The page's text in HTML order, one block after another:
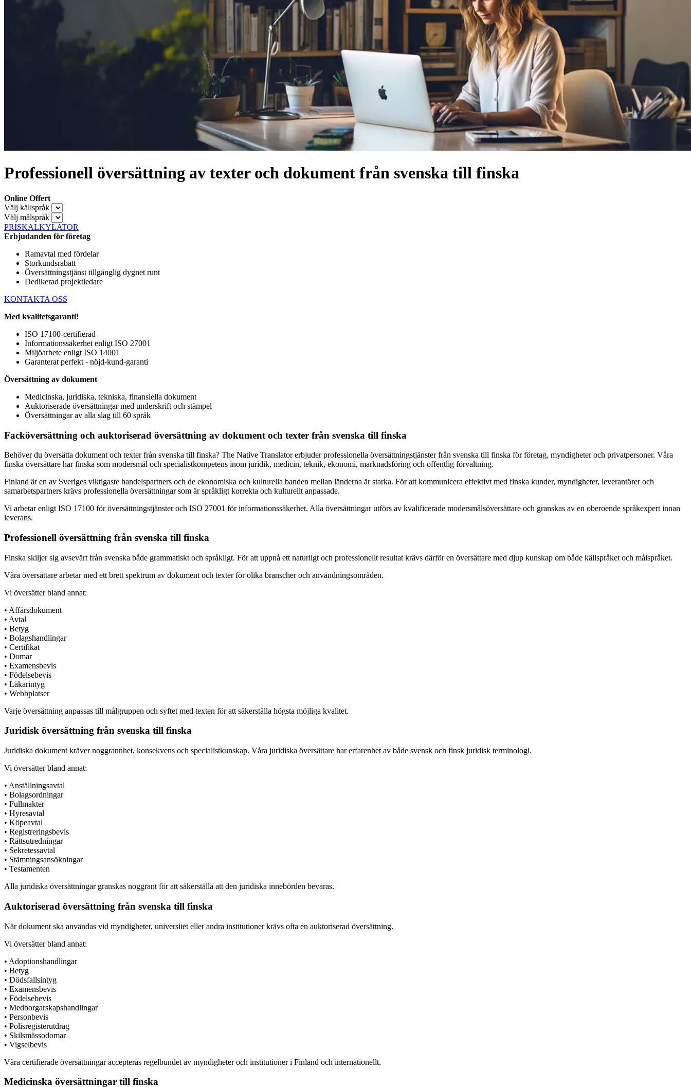
Professionell översättning av texter och dokument från svenska till finska
Online Offert
Välj källspråk
Välj målspråk
PRISKALKYLATOR
Erbjudanden för företag
Ramavtal med fördelar
Storkundsrabatt
Översättningstjänst tillgänglig dygnet runt
Dedikerad projektledare
KONTAKTA OSS
Med kvalitetsgaranti!
ISO 17100-certifierad
Informationssäkerhet enligt ISO 27001
Miljöarbete enligt ISO 14001
Garanterat perfekt - nöjd-kund-garanti
Översättning av dokument
Medicinska, juridiska, tekniska, finansiella dokument
Auktoriserade översättningar med underskrift och stämpel
Översättningar av alla slag till 60 språk
Facköversättning och auktoriserad översättning av dokument och texter från svenska till finska
Behöver du översätta dokument och texter från svenska till finska? The Native Translator erbjuder professionella översättningstjänster från svenska till finska för företag, myndigheter och privatpersoner. Våra
finska översättare har finska som modersmål och specialistkompetens inom juridik, medicin, teknik, ekonomi, marknadsföring och offentlig förvaltning.
Finland är en av Sveriges viktigaste handelspartners och de ekonomiska och kulturella banden mellan länderna är starka. För att kommunicera effektivt med finska kunder, myndigheter, leverantörer och
samarbetspartners krävs professionella översättningar som är språkligt korrekta och kulturellt anpassade.
Vi arbetar enligt ISO 17100 för översättningstjänster och ISO 27001 för informationssäkerhet. Alla översättningar utförs av kvalificerade modersmålsöversättare och granskas av en oberoende språkexpert innan
leverans.
Professionell översättning från svenska till finska
Finska skiljer sig avsevärt från svenska både grammatiskt och språkligt. För att uppnå ett naturligt och professionellt resultat krävs därför en översättare med djup kunskap om både källspråket och målspråket.
Våra översättare arbetar med ett brett spektrum av dokument och texter för olika branscher och användningsområden.
Vi översätter bland annat:
• Affärsdokument
• Avtal
• Betyg
• Bolagshandlingar
• Certifikat
• Domar
• Examensbevis
• Födelsebevis
• Läkarintyg
• Webbplatser
Varje översättning anpassas till målgruppen och syftet med texten för att säkerställa högsta möjliga kvalitet.
Juridisk översättning från svenska till finska
Juridiska dokument kräver noggrannhet, konsekvens och specialistkunskap. Våra juridiska översättare har erfarenhet av både svensk och finsk juridisk terminologi.
Vi översätter bland annat:
• Anställningsavtal
• Bolagsordningar
• Fullmakter
• Hyresavtal
• Köpeavtal
• Registreringsbevis
• Rättsutredningar
• Sekretessavtal
• Stämningsansökningar
• Testamenten
Alla juridiska översättningar granskas noggrant för att säkerställa att den juridiska innebörden bevaras.
Auktoriserad översättning från svenska till finska
När dokument ska användas vid myndigheter, universitet eller andra institutioner krävs ofta en auktoriserad översättning.
Vi översätter bland annat:
• Adoptionshandlingar
• Betyg
• Dödsfallsintyg
• Examensbevis
• Födelsebevis
• Medborgarskapshandlingar
• Personbevis
• Polisregisterutdrag
• Skilsmässodomar
• Vigselbevis
Våra certifierade översättningar accepteras regelbundet av myndigheter och institutioner i Finland och internationellt.
Medicinska översättningar till finska